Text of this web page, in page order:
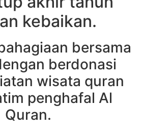
kebaikan.
bersama
berdonasi
wisata quran
penghafal Al
Quran.